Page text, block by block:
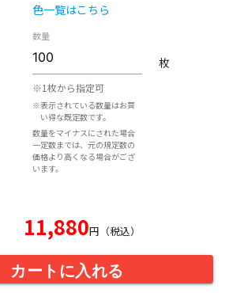
色一覧はこちら
数量
※1枚から指定可
※表示されている数量はお買
い得な既定数です。
数量をマイナスにされた場合
一定数までは、元の規定数の
価格より高くなる場合がござ
います。
枚
11,880円（税込）
カートに入れる